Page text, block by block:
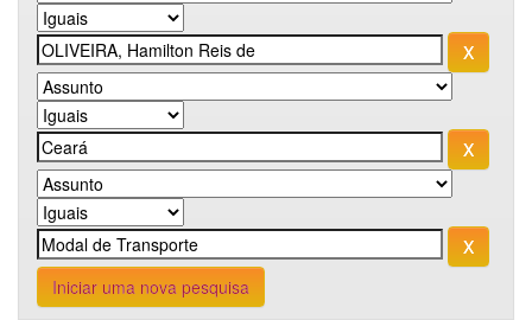
Iniciar uma nova pesquisa